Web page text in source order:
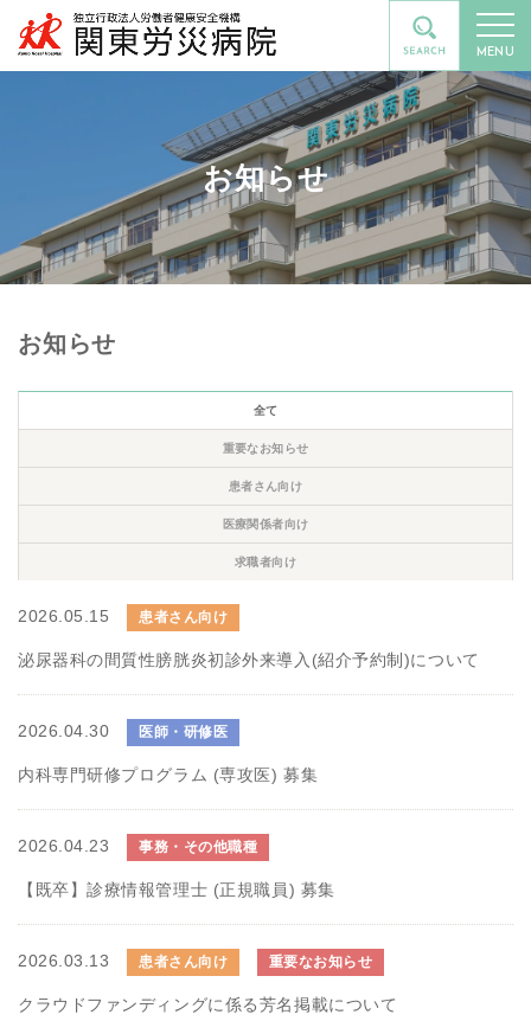
MENU
お知らせ
お知らせ
全て
重要なお知らせ
患者さん向け
医療関係者向け
求職者向け
2026.05.15 患者さん向け
泌尿器科の間質性膀胱炎初診外来導入(紹介予約制)について
2026.04.30 医師・研修医
内科専門研修プログラム (専攻医) 募集
2026.04.23 事務・その他職種
【既卒】診療情報管理士 (正規職員) 募集
2026.03.13 患者さん向け 重要なお知らせ
クラウドファンディングに係る芳名掲載について